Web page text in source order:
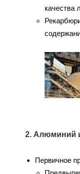
качества
2. Алюминий
Первичное